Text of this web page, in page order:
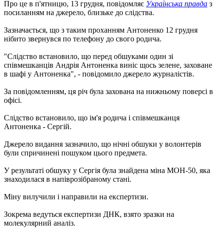
Про це в п'ятницю, 13 грудня, повідомляє Українська правда з
посиланням на джерело, близьке до слідства.
Зазначається, що з таким проханням Антоненко 12 грудня
нібито звернувся по телефону до свого родича.
"Слідство встановило, що перед обшуками один зі
співмешканців Андрія Антоненка виніс щось зелене, заховане
в шафі у Антоненка", - повідомило джерело журналістів.
За повідомленням, ця річ була захована на нижньому поверсі в
офісі.
Слідство встановило, що ім'я родича і співмешканця
Антоненка - Сергій.
Джерело видання зазначило, що нічні обшуки у волонтерів
були спричинені пошуком цього предмета.
У результаті обшуку у Сергія була знайдена міна МОН-50, яка
знаходилася в напіврозібраному стані.
Міну вилучили і направили на експертизи.
Зокрема ведуться експертизи ДНК, взято зразки на
молекулярний аналіз.